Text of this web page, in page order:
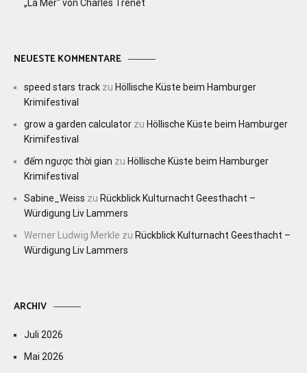
„La Mer“ von Charles Trenet
NEUESTE KOMMENTARE
speed stars track zu Höllische Küste beim Hamburger
Krimifestival
grow a garden calculator zu Höllische Küste beim Hamburger
Krimifestival
đếm ngược thời gian zu Höllische Küste beim Hamburger
Krimifestival
Sabine_Weiss zu Rückblick Kulturnacht Geesthacht –
Würdigung Liv Lammers
Werner Ludwig Merkle zu Rückblick Kulturnacht Geesthacht –
Würdigung Liv Lammers
ARCHIV
Juli 2026
Mai 2026